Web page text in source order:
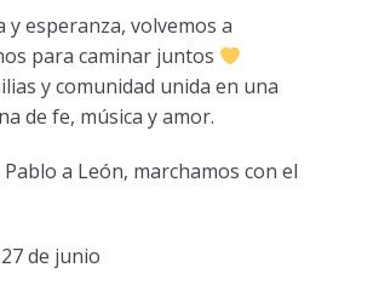
y esperanza, volvemos a
para caminar juntos
y comunidad unida en una
de fe, música y amor.
Pablo a León, marchamos con el
de junio